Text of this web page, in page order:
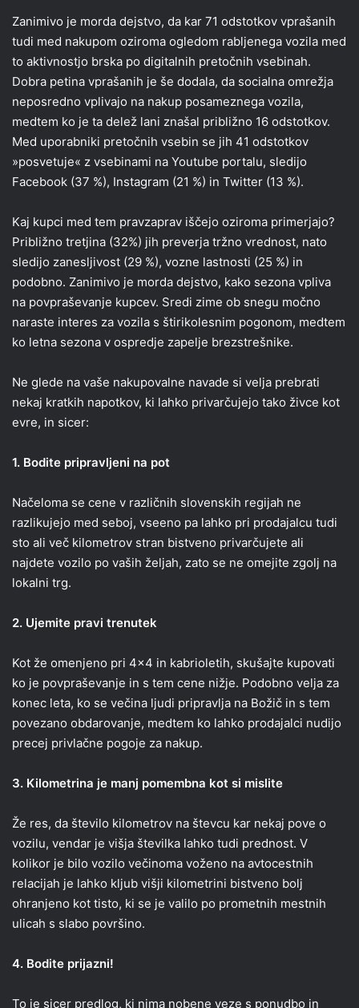
Zanimivo je morda dejstvo, da kar 71 odstotkov vprašanih
tudi med nakupom oziroma ogledom rabljenega vozila med
to aktivnostjo brska po digitalnih pretočnih vsebinah.
Dobra petina vprašanih je še dodala, da socialna omrežja
neposredno vplivajo na nakup posameznega vozila,
medtem ko je ta delež lani znašal približno 16 odstotkov.
Med uporabniki pretočnih vsebin se jih 41 odstotkov
»posvetuje« z vsebinami na Youtube portalu, sledijo
Facebook (37 %), Instagram (21 %) in Twitter (13 %).
Kaj kupci med tem pravzaprav iščejo oziroma primerjajo?
Približno tretjina (32%) jih preverja tržno vrednost, nato
sledijo zanesljivost (29 %), vozne lastnosti (25 %) in
podobno. Zanimivo je morda dejstvo, kako sezona vpliva
na povpraševanje kupcev. Sredi zime ob snegu močno
naraste interes za vozila s štirikolesnim pogonom, medtem
ko letna sezona v ospredje zapelje brezstrešnike.
Ne glede na vaše nakupovalne navade si velja prebrati
nekaj kratkih napotkov, ki lahko privarčujejo tako živce kot
evre, in sicer:
1. Bodite pripravljeni na pot
Načeloma se cene v različnih slovenskih regijah ne
razlikujejo med seboj, vseeno pa lahko pri prodajalcu tudi
sto ali več kilometrov stran bistveno privarčujete ali
najdete vozilo po vaših željah, zato se ne omejite zgolj na
lokalni trg.
2. Ujemite pravi trenutek
Kot že omenjeno pri 4×4 in kabrioletih, skušajte kupovati
ko je povpraševanje in s tem cene nižje. Podobno velja za
konec leta, ko se večina ljudi pripravlja na Božič in s tem
povezano obdarovanje, medtem ko lahko prodajalci nudijo
precej privlačne pogoje za nakup.
3. Kilometrina je manj pomembna kot si mislite
Že res, da število kilometrov na števcu kar nekaj pove o
vozilu, vendar je višja številka lahko tudi prednost. V
kolikor je bilo vozilo večinoma voženo na avtocestnih
relacijah je lahko kljub višji kilometrini bistveno bolj
ohranjeno kot tisto, ki se je valilo po prometnih mestnih
ulicah s slabo površino.
4. Bodite prijazni!
To je sicer predlog, ki nima nobene veze s ponudbo in